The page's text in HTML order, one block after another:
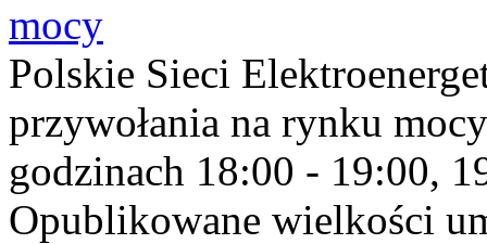
mocy
Polskie Sieci
przywołania na rynku
godzinach 18:00 - 19:00,
Opublikowane wielkości